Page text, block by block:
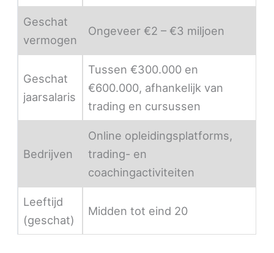
Geschat
vermogen
Ongeveer €2 – €3 miljoen
Geschat
jaarsalaris
Tussen €300.000 en
€600.000, afhankelijk van
trading en cursussen
Bedrijven
Online opleidingsplatforms,
trading- en
coachingactiviteiten
Leeftijd
(geschat)
Midden tot eind 20